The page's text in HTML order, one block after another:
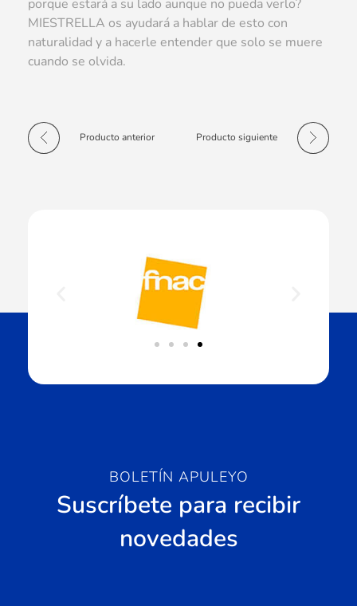
porque estará a su lado aunque no pueda verlo?
MIESTRELLA os ayudará a hablar de esto con
naturalidad y a hacerle entender que solo se muere
cuando se olvida.
Producto anterior Producto siguiente
BOLETÍN APULEYO
Suscríbete para recibir
novedades